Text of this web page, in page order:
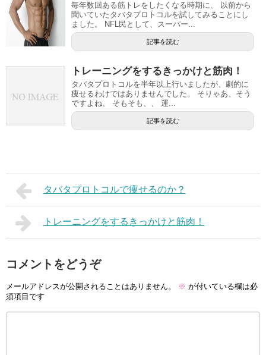
毎年数回ある筋トレをしたくなる時期に、 以前から
聞いていたタバタプロトコルを試してみることにし
ました。 NFL民として、スーパー...
記事を読む
トレーニングをするきっかけと筋肉！
タバタプロトコルを半年以上行いましたが、劇的に
痩せるわけではありませんでした。 そりゃあ、そう
ですよね。 そもそも、、 運...
記事を読む
タバタプロトコルで痩せるのか？
トレーニングをするきっかけと筋肉！
コメントをどうぞ
メールアドレスが公開されることはありません。 ※ が付いている欄は必
須項目です